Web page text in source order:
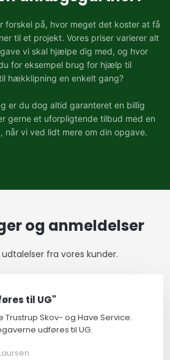
forskel på, hvor meget det koster at få
til et projekt. Vores priser varierer alt
vi skal hjælpe dig med, og hvor
for eksempel brug for hjælp til
hækklipning en enkelt gang?
er du dog altid garanteret en billig
gerne et uforpligtende tilbud med en
vi ved lidt mere om din opgave.​​
og anmeldelser​
fra vores kunder.​
til UG"
Trustrup Skov- og Have Service.
udføres til UG.